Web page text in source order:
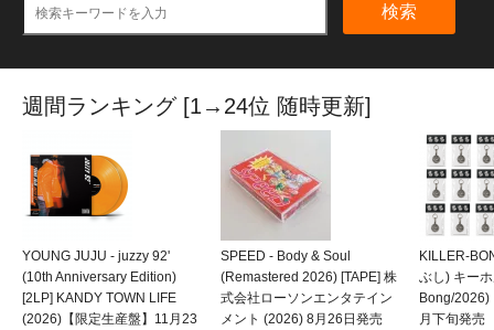
検索
週間ランキング [1→24位 随時更新]
YOUNG JUJU - juzzy 92'
(10th Anniversary Edition)
[2LP] KANDY TOWN LIFE
(2026)【限定生産盤】11月23
SPEED - Body & Soul
(Remastered 2026) [TAPE] 株
式会社ローソンエンタテイン
メント (2026) 8月26日発売
KILLER-
ぶし) キー
Bong/2026)
月下旬発売